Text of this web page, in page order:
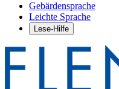
Gebärdensprache
Leichte Sprache
Lese-Hilfe